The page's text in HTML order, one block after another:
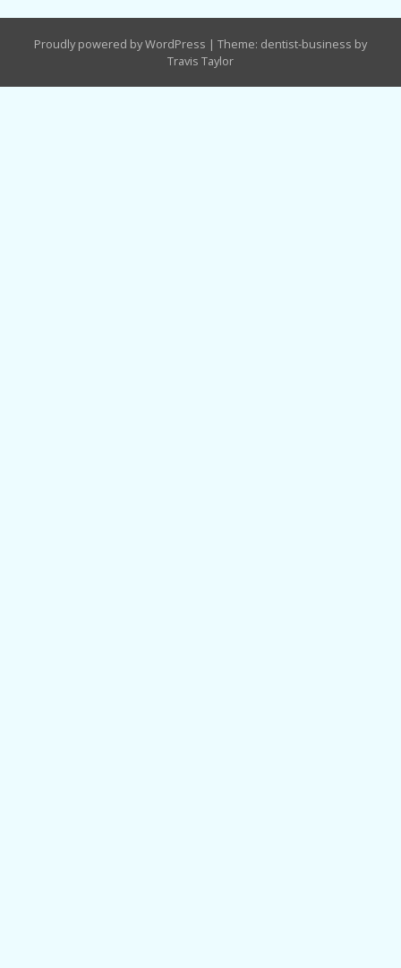
Proudly powered by WordPress | Theme: dentist-business by
Travis Taylor